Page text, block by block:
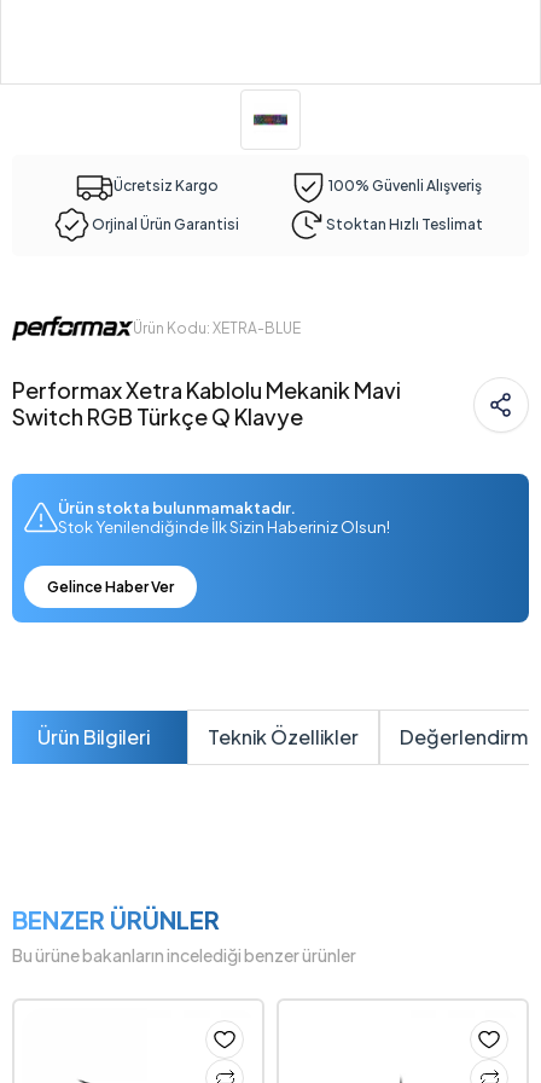
Ücretsiz Kargo 100% Güvenli Alışveriş
Orjinal Ürün Garantisi Stoktan Hızlı Teslimat
Ürün Kodu: XETRA-BLUE
Performax Xetra Kablolu Mekanik Mavi
Switch RGB Türkçe Q Klavye
Ürün stokta bulunmamaktadır.
Stok Yenilendiğinde İlk Sizin Haberiniz Olsun!
Gelince Haber Ver
Ürün Bilgileri Teknik Özellikler
BENZER ÜRÜNLER
Bu ürüne bakanların incelediği benzer ürünler